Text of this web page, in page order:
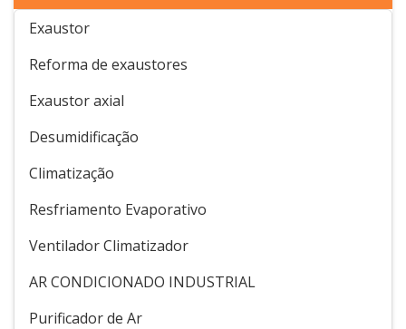
Exaustor
Reforma de exaustores
Exaustor axial
Desumidificação
Climatização
Resfriamento Evaporativo
Ventilador Climatizador
AR CONDICIONADO INDUSTRIAL
Purificador de Ar